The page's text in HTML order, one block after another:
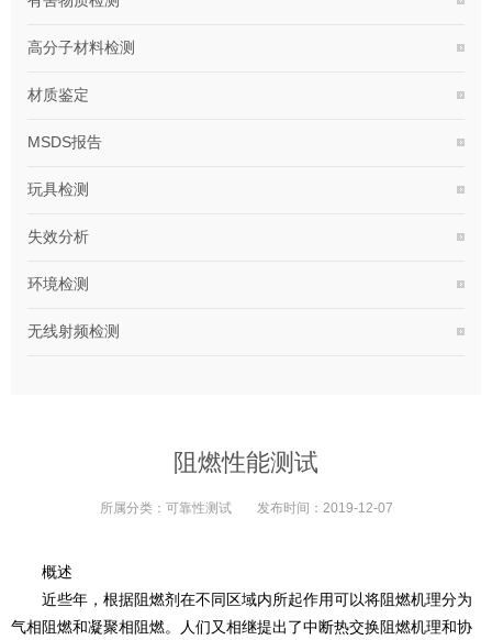
高分子材料检测
材质鉴定
MSDS报告
玩具检测
失效分析
环境检测
无线射频检测
阻燃性能测试
所属分类： 可靠性测试 发布时间： 2019-12-07
概述
近些年，根据阻燃剂在不同区域内所起作用可以将阻燃机理分为
气相阻燃和凝聚相阻燃。人们又相继提出了中断热交换阻燃机理和协